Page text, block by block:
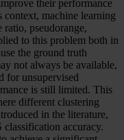
their performance
machine learning
pseudorange,
to this problem both in
the ground truth
not always be available,
for unsupervised
is still limited. This
different clustering
in the literature,
accuracy.